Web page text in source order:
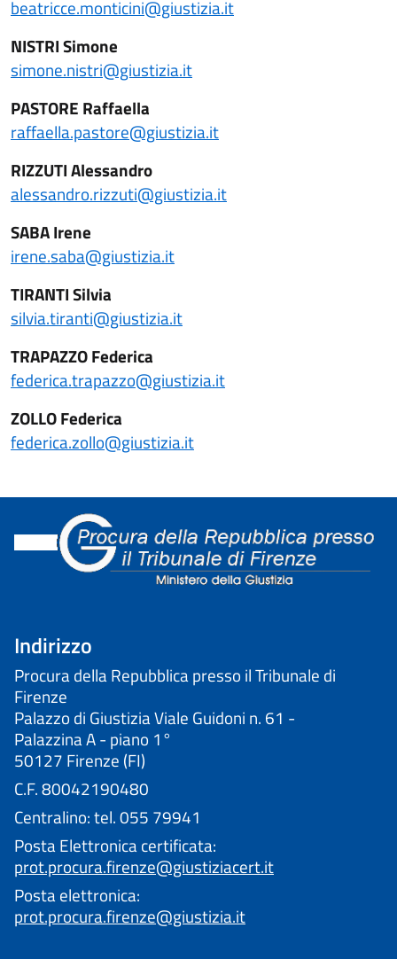
beatricce.monticini@giustizia.it
NISTRI Simone
simone.nistri@giustizia.it
PASTORE Raffaella
raffaella.pastore@giustizia.it
RIZZUTI Alessandro
alessandro.rizzuti@giustizia.it
SABA Irene
irene.saba@giustizia.it
TIRANTI Silvia
silvia.tiranti@giustizia.it
TRAPAZZO Federica
federica.trapazzo@giustizia.it
ZOLLO Federica
federica.zollo@giustizia.it
Indirizzo
Procura della Repubblica presso il Tribunale di
Firenze
Palazzo di Giustizia Viale Guidoni n. 61 -
Palazzina A - piano 1°
50127 Firenze (FI)
C.F. 80042190480
Centralino: tel. 055 79941
Posta Elettronica certificata:
prot.procura.firenze@giustiziacert.it
Posta elettronica:
prot.procura.firenze@giustizia.it